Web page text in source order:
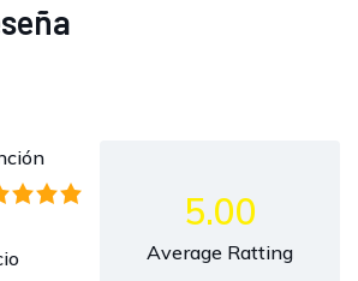
5.00
Average Ratting